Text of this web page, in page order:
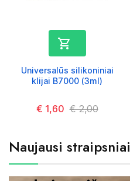

Universalūs silikoniniai
klijai B7000 (3ml)
Kaina
€ 1,60 Kaina
€ 2,00
Naujausi straipsniai